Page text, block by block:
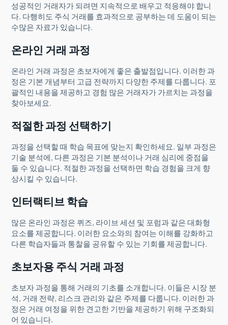
성공적인 거래자가 되려면 지속적으로 배우고 적응해야 합니
다. 다행히도 주식 거래를 효과적으로 공부하는 데 도움이 되는
수많은 자료가 있습니다.
온라인 거래 과정
온라인 거래 과정은 초보자에게 좋은 출발점입니다. 이러한 과
정은 기본 개념부터 고급 전략까지 다양한 주제를 다룹니다. 포
괄적인 내용을 제공하고 경험 많은 거래자가 가르치는 과정을
찾아보세요.
적절한 과정 선택하기
과정을 선택할 때 학습 목표에 맞는지 확인하세요. 일부 과정은
기술 분석에, 다른 과정은 기본 분석이나 거래 심리에 중점을
둘 수 있습니다. 적절한 과정을 선택하면 학습 경험을 크게 향
상시킬 수 있습니다.
인터랙티브 학습
많은 온라인 과정은 퀴즈, 라이브 세션 및 포럼과 같은 대화형
요소를 제공합니다. 이러한 요소와의 참여는 이해를 강화하고
다른 학습자들과 통찰을 공유할 수 있는 기회를 제공합니다.
초보자용 주식 거래 과정
초보자 과정을 통해 거래의 기초를 소개합니다. 이들은 시장 분
석, 거래 전략, 리스크 관리와 같은 주제를 다룹니다. 이러한 과
정은 거래 여정을 위한 견고한 기반을 제공하기 위해 구조화되
어 있습니다.